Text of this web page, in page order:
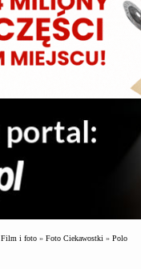
Film i foto » Foto Ciekawostki » Polo